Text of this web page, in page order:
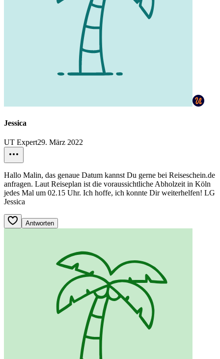
Jessica
UT Expert29. März 2022
Hallo Malin, das genaue Datum kannst Du gerne bei Reiseschein.de
anfragen. Laut Reiseplan ist die voraussichtliche Abholzeit in Köln
jedes Mal um 02.15 Uhr. Ich hoffe, ich konnte Dir weiterhelfen! LG
Jessica
Antworten